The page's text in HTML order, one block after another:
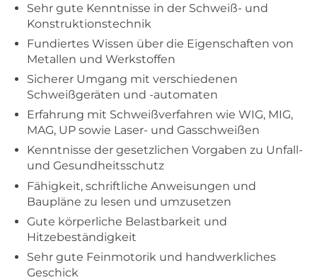
Sehr gute Kenntnisse in der Schweiß- und
Konstruktionstechnik
Fundiertes Wissen über die Eigenschaften von
Metallen und Werkstoffen
Sicherer Umgang mit verschiedenen
Schweißgeräten und -automaten
Erfahrung mit Schweißverfahren wie WIG, MIG,
MAG, UP sowie Laser- und Gasschweißen
Kenntnisse der gesetzlichen Vorgaben zu Unfall-
und Gesundheitsschutz
Fähigkeit, schriftliche Anweisungen und
Baupläne zu lesen und umzusetzen
Gute körperliche Belastbarkeit und
Hitzebeständigkeit
Sehr gute Feinmotorik und handwerkliches
Geschick